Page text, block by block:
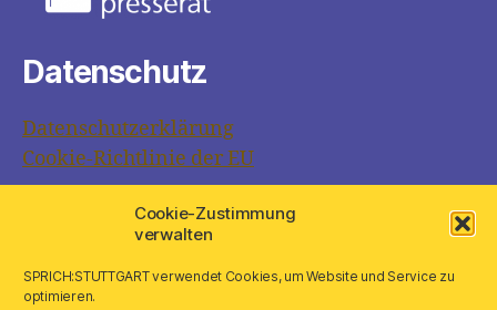
Cookie-Zustimmung
verwalten
SPRICH:STUTTGART verwendet Cookies, um Website und Service zu
optimieren.
Datenschutz
Datenschutzerklärung
Cookie-Richtlinie der EU